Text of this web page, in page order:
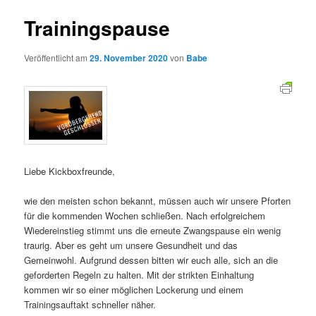
Trainingspause
Veröffentlicht am29. November 2020von Babe
Liebe Kickboxfreunde,
wie den meisten schon bekannt, müssen auch wir unsere Pforten
für die kommenden Wochen schließen. Nach erfolgreichem
Wiedereinstieg stimmt uns die erneute Zwangspause ein wenig
traurig. Aber es geht um unsere Gesundheit und das
Gemeinwohl. Aufgrund dessen bitten wir euch alle, sich an die
geforderten Regeln zu halten. Mit der strikten Einhaltung
kommen wir so einer möglichen Lockerung und einem
Trainingsauftakt schneller näher.